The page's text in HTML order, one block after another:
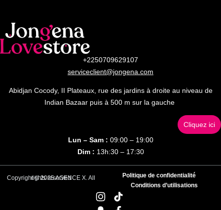
+2250709629107
serviceclient@jongena.com
Abidjan Cocody, II Plateaux, rue des jardins à droite au niveau de
Indian Bazaar puis à 500 m sur la gauche
Cliquez ici
Lun – Sam : 09:00 – 19:00
Dim : 13h:30 – 17:30
Copyright © 2025 AGENCE X. All rights reserved
Politique de confidentialité
Conditions d’utilisations